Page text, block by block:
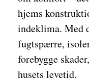
hjems
indeklima. Med
fugtspærre,
forebygge
husets levetid.